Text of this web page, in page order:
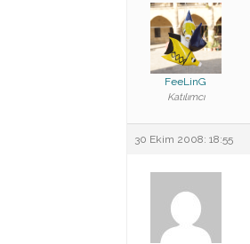
FeeLinG
Katılımcı
30 Ekim 2008: 18:55